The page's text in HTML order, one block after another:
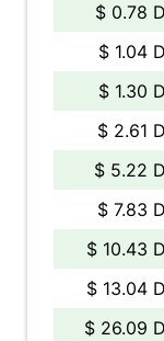
$ 0.78
$ 1.04
$ 1.30
$ 2.61
$ 5.22
$ 7.83
$ 10.43
$ 13.04
$ 26.09